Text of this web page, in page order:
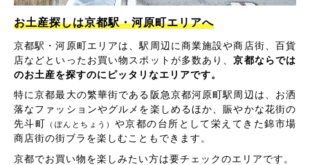
お土産探しは京都駅・河原町エリアへ
京都駅・河原町エリアは、駅周辺に商業施設や商店街、百貨
店などといったお買い物スポットが多数あり、京都ならでは
のお土産を探すのにピッタリなエリアです。
特に京都最大の繁華街である阪急京都河原町駅周辺は、お洒
落なファッションやグルメを楽しめるほか、賑やかな花街の
先斗町
（ぽんとちょう） や京都の台所として栄えてきた錦市場
商店街の街ブラを楽しむこともできます。
京都でお買い物を楽しみたい方は要チェックのエリアです。